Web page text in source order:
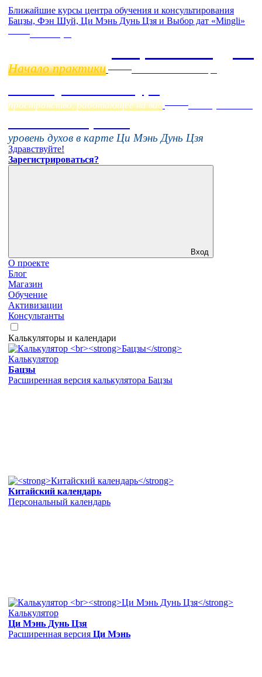
Ближайшие курсы центра обучения и консультирования
Бацзы, Фэн Шуй, Ци Мэнь Дунь Цзя и Выбор дат «Mingli»
Начало практики
пространство, работающее на вас
уровень духов в карте Ци Мэнь Дунь Цзя
Здравствуйте!
Зарегистрироваться?
Вход
О проекте
Блог
Магазин
Обучение
Активизации
Консультанты
Калькуляторы и календари
Калькулятор
Бацзы
Расширенная версия калькулятора Бацзы
Китайский календарь
Персональный календарь
Калькулятор
Ци Мэнь Дунь Цзя
Расширенная версия Ци Мэнь